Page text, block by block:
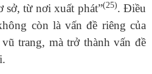
sở, từ nơi xuất phát”(25). Điều
còn là vấn đề riêng của
trang, mà trở thành vấn đề